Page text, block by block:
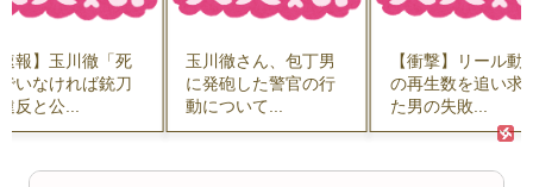
玉川徹さん、包丁男
に発砲した警官の行
動について...
【衝撃】リール動画
の再生数を追い求め
た男の失敗...
中国人に聞い
番悪いと思う国
は？」 →1位